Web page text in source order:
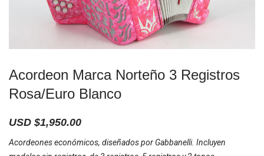
Acordeon Marca Norteño 3 Registros
Rosa/Euro Blanco
USD $1,950.00
Acordeones económicos, diseñados por Gabbanelli. Incluyen